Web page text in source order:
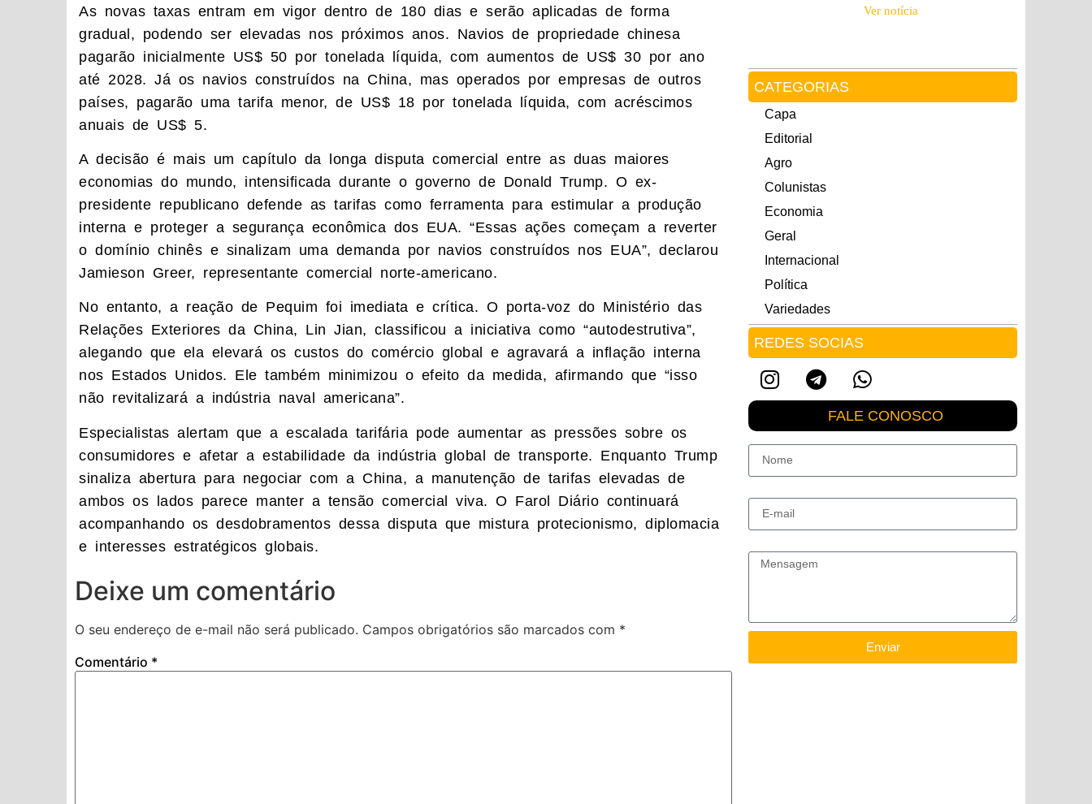
As novas taxas entram em vigor dentro de 180 dias e serão aplicadas de forma
gradual, podendo ser elevadas nos próximos anos. Navios de propriedade chinesa
pagarão inicialmente US$ 50 por tonelada líquida, com aumentos de US$ 30 por ano
até 2028. Já os navios construídos na China, mas operados por empresas de outros
países, pagarão uma tarifa menor, de US$ 18 por tonelada líquida, com acréscimos
anuais de US$ 5.
A decisão é mais um capítulo da longa disputa comercial entre as duas maiores
economias do mundo, intensificada durante o governo de Donald Trump. O ex-
presidente republicano defende as tarifas como ferramenta para estimular a produção
interna e proteger a segurança econômica dos EUA. “Essas ações começam a reverter
o domínio chinês e sinalizam uma demanda por navios construídos nos EUA”, declarou
Jamieson Greer, representante comercial norte-americano.
No entanto, a reação de Pequim foi imediata e crítica. O porta-voz do Ministério das
Relações Exteriores da China, Lin Jian, classificou a iniciativa como “autodestrutiva”,
alegando que ela elevará os custos do comércio global e agravará a inflação interna
nos Estados Unidos. Ele também minimizou o efeito da medida, afirmando que “isso
não revitalizará a indústria naval americana”.
Especialistas alertam que a escalada tarifária pode aumentar as pressões sobre os
consumidores e afetar a estabilidade da indústria global de transporte. Enquanto Trump
sinaliza abertura para negociar com a China, a manutenção de tarifas elevadas de
ambos os lados parece manter a tensão comercial viva. O Farol Diário continuará
acompanhando os desdobramentos dessa disputa que mistura protecionismo, diplomacia
e interesses estratégicos globais.
Deixe um comentário
O seu endereço de e-mail não será publicado. Campos obrigatórios são marcados com *
Comentário *
Ver notícia
CATEGORIAS
Capa
Editorial
Agro
Colunistas
Economia
Geral
Internacional
Política
Variedades
REDES SOCIAS
FALE CONOSCO
Enviar